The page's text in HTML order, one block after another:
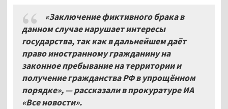
«Заключение фиктивного брака в
данном случае нарушает интересы
государства, так как в дальнейшем даёт
право иностранному гражданину на
законное пребывание на территории и
получение гражданства РФ в упрощённом
порядке», — рассказали в прокуратуре ИА
«Все новости».